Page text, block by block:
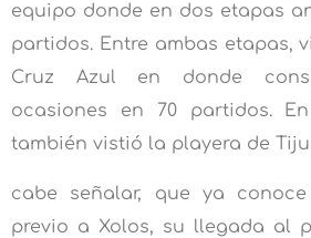
equipo donde en dos etapas
partidos. Entre ambas etapas,
Cruz Azul en donde
ocasiones en 70 partidos.
también vistió la playera de
cabe señalar, que ya
previo a Xolos, su llegada al